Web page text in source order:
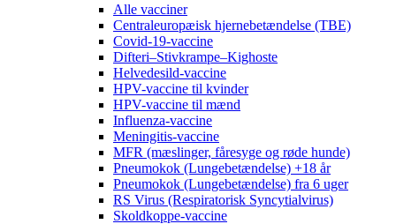
Alle vacciner
Centraleuropæisk hjernebetændelse (TBE)
Covid-19-vaccine
Difteri–Stivkrampe–Kighoste
Helvedesild-vaccine
HPV-vaccine til kvinder
HPV-vaccine til mænd
Influenza-vaccine
Meningitis-vaccine
MFR (mæslinger, fåresyge og røde hunde)
Pneumokok (Lungebetændelse) +18 år
Pneumokok (Lungebetændelse) fra 6 uger
RS Virus (Respiratorisk Syncytialvirus)
Skoldkoppe-vaccine